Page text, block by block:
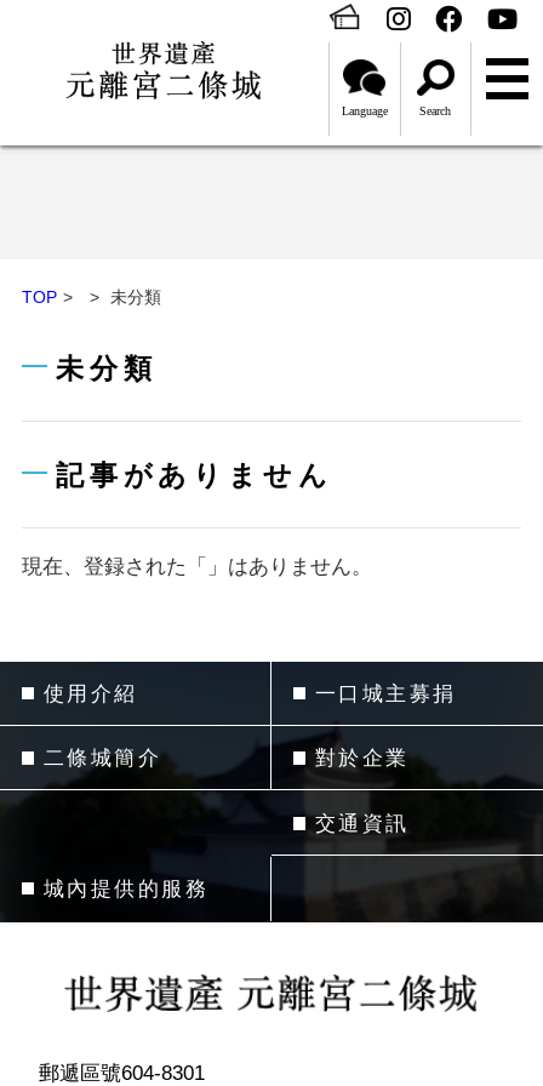
Language Search
TOP 未分類
未分類
記事がありません
現在、登録された「」はありません。
使用介紹
二條城簡介
城內提供的服務
一口城主募捐
對於企業
交通資訊
郵遞區號604-8301